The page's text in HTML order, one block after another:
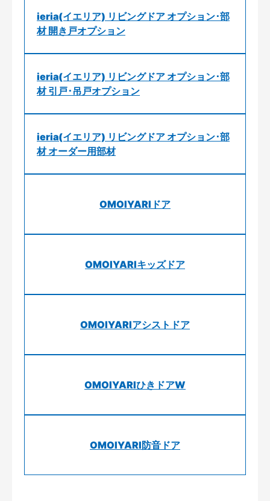
ieria(イエリア) リビングドア オプション･部
材 開き戸オプション
ieria(イエリア) リビングドア オプション･部
材 引戸･吊戸オプション
ieria(イエリア) リビングドア オプション･部
材 オーダー用部材
OMOIYARIドア
OMOIYARIキッズドア
OMOIYARIアシストドア
OMOIYARIひきドアW
OMOIYARI防音ドア